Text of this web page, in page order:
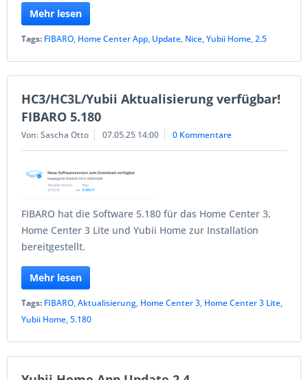
Mehr lesen
Tags: FIBARO, Home Center App, Update, Nice,Yubii Home,2.5
HC3/HC3L/Yubii Aktualisierung verfügbar!
FIBARO 5.180
Von: Sascha Otto 07.05.25 14:00 0 Kommentare
FIBARO hat die Software 5.180 für das Home Center 3,
Home Center 3 Lite und Yubii Home zur Installation
bereitgestellt.
Mehr lesen
Tags: FIBARO,Aktualisierung, Home Center 3, Home Center 3 Lite,
Yubii Home,5.180